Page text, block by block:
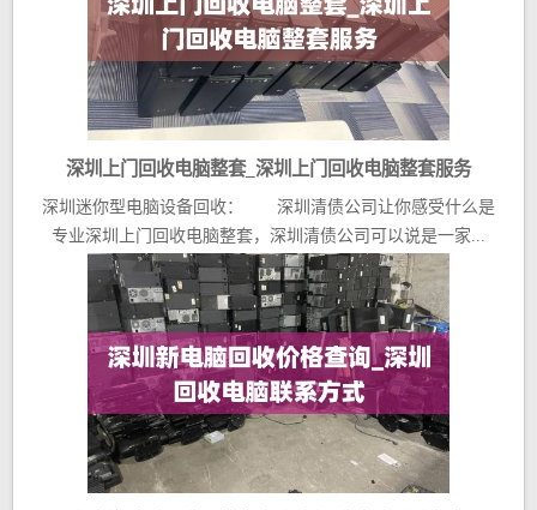
深圳上门回收电脑整套_深圳上门回收电脑整套服务
深圳迷你型电脑设备回收： 深圳清债公司让你感受什么是
专业深圳上门回收电脑整套，深圳清债公司可以说是一家...